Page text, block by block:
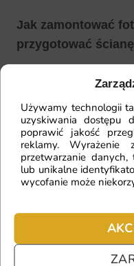
Używamy technologii
uzyskiwania dostępu
poprawić jakość
reklamy.
przetwarzanie
lub unikalne
wycofanie może
Jak zamontować
przygotować
Fototapeta ma
a inny na
kolor?
Jaka jest trwałość